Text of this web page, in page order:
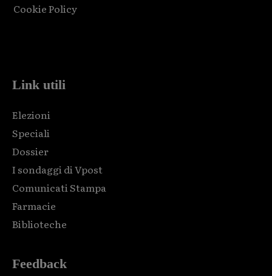
Cookie Policy
Link utili
Elezioni
Speciali
Dossier
I sondaggi di Vpost
Comunicati Stampa
Farmacie
Biblioteche
Feedback